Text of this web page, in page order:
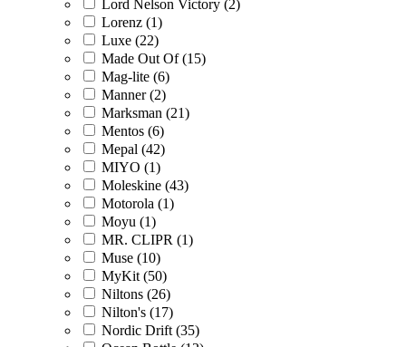
Lord Nelson Victory (2)
Lorenz (1)
Luxe (22)
Made Out Of (15)
Mag-lite (6)
Manner (2)
Marksman (21)
Mentos (6)
Mepal (42)
MIYO (1)
Moleskine (43)
Motorola (1)
Moyu (1)
MR. CLIPR (1)
Muse (10)
MyKit (50)
Niltons (26)
Nilton's (17)
Nordic Drift (35)